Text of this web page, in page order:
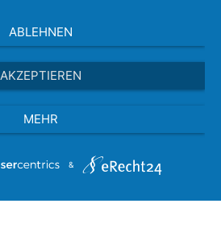
ABLEHNEN
AKZEPTIEREN
MEHR
&